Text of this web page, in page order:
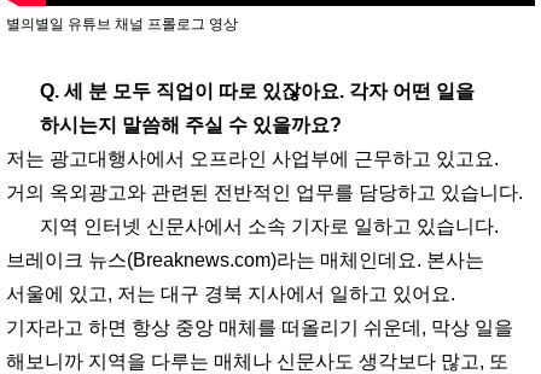
별의별일 유튜브 채널 프롤로그 영상
Q. 세 분 모두 직업이 따로 있잖아요. 각자 어떤 일을
하시는지 말씀해 주실 수 있을까요?
저는 광고대행사에서 오프라인 사업부에 근무하고 있고요.
거의 옥외광고와 관련된 전반적인 업무를 담당하고 있습니다.
지역 인터넷 신문사에서 소속 기자로 일하고 있습니다.
브레이크 뉴스(Breaknews.com)라는 매체인데요. 본사는
서울에 있고, 저는 대구 경북 지사에서 일하고 있어요.
기자라고 하면 항상 중앙 매체를 떠올리기 쉬운데, 막상 일을
해보니까 지역을 다루는 매체나 신문사도 생각보다 많고, 또